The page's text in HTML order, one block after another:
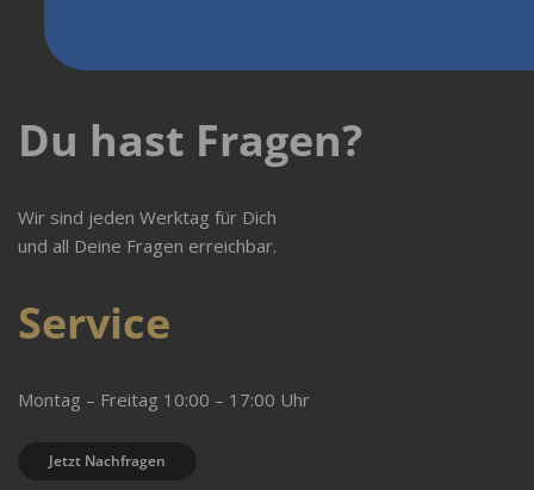
Du hast Fragen?
Wir sind jeden Werktag für Dich
und all Deine Fragen erreichbar.
Service
Montag – Freitag 10:00 – 17:00 Uhr
Jetzt Nachfragen